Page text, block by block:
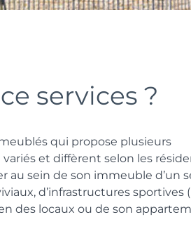
services ?
qui propose plusieurs
et diffèrent selon les
au sein de son immeuble d’un
d’infrastructures sportives
des locaux ou de son